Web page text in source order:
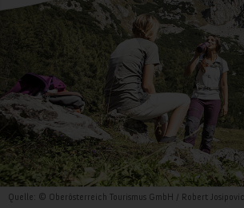
Quelle: © Oberösterreich Tourismus GmbH / Robert Josipovic